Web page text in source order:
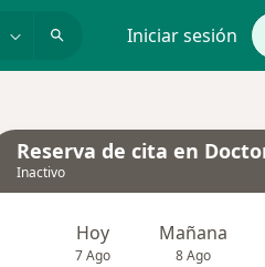
Iniciar sesión
Reserva de cita en
Inactivo
Hoy
7 Ago
Mañana
8 Ago